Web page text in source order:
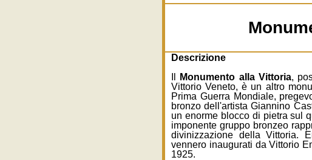
Descrizione
Monumento alla Vittoria,
Vittorio Veneto, è un altro
Prima Guerra Mondiale,
bronzo dell'artista Giannino
un enorme blocco di pietra sul
imponente gruppo bronzeo
divinizzazione della Vittoria.
vennero inaugurati daVittorio
1925.